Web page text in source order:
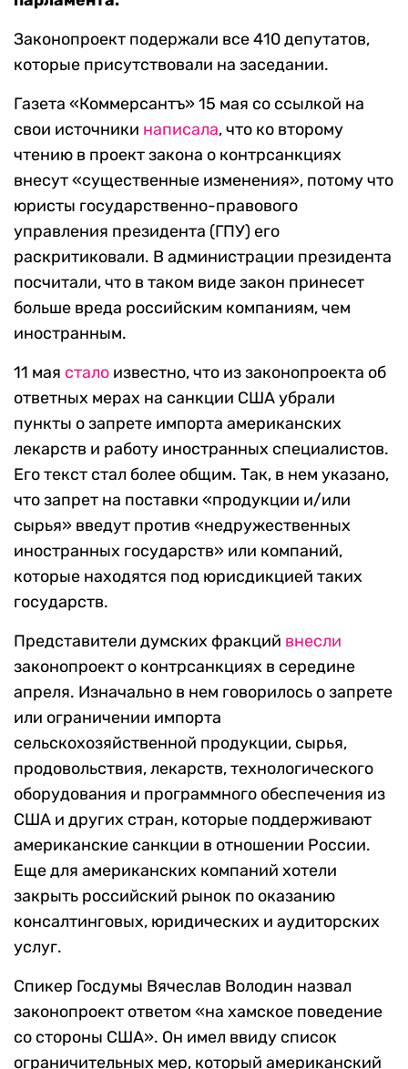
Законопроект подержали все 410 депутатов,
которые присутствовали на заседании.
Газета «Коммерсантъ» 15 мая со ссылкой на
свои источники написала, что ко второму
чтению в проект закона о контрсанкциях
внесут «существенные изменения», потому что
юристы государственно-правового
управления президента (ГПУ) его
раскритиковали. В администрации президента
посчитали, что в таком виде закон принесет
больше вреда российским компаниям, чем
иностранным.
11 мая стало известно, что из законопроекта об
ответных мерах на санкции США убрали
пункты о запрете импорта американских
лекарств и работу иностранных специалистов.
Его текст стал более общим. Так, в нем указано,
что запрет на поставки «продукции и/или
сырья» введут против «недружественных
иностранных государств» или компаний,
которые находятся под юрисдикцией таких
государств.
Представители думских фракций внесли
законопроект о контрсанкциях в середине
апреля. Изначально в нем говорилось о запрете
или ограничении импорта
сельскохозяйственной продукции, сырья,
продовольствия, лекарств, технологического
оборудования и программного обеспечения из
США и других стран, которые поддерживают
американские санкции в отношении России.
Еще для американских компаний хотели
закрыть российский рынок по оказанию
консалтинговых, юридических и аудиторских
услуг.
Спикер Госдумы Вячеслав Володин назвал
законопроект ответом «на хамское поведение
со стороны США». Он имел ввиду список
ограничительных мер, который американский